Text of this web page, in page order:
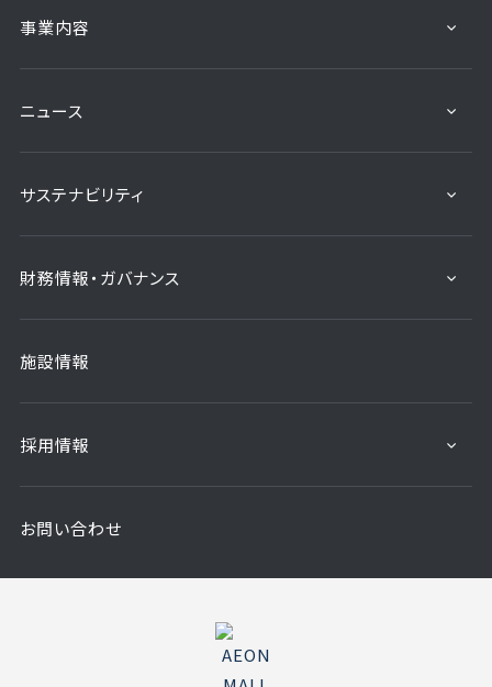
事業内容
ニュース
サステナビリティ
財務情報・ガバナンス
施設情報
採用情報
お問い合わせ